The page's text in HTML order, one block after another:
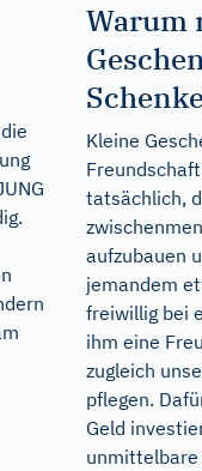
Warum
Kleine
tatsächlich,
aufzubauen
jemandem
freiwillig bei
ihm eine
zugleich
pflegen.
Geld
unmittelbare